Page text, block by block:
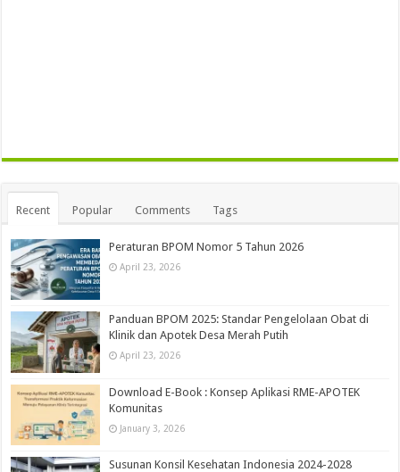
Recent Popular Comments Tags
Peraturan BPOM Nomor 5 Tahun 2026
April 23, 2026
Panduan BPOM 2025: Standar Pengelolaan Obat di
Klinik dan Apotek Desa Merah Putih
April 23, 2026
Download E-Book : Konsep Aplikasi RME-APOTEK
Komunitas
January 3, 2026
Susunan Konsil Kesehatan Indonesia 2024-2028